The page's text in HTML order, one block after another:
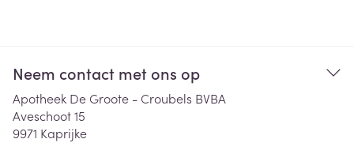
Neem contact met ons op
Apotheek De Groote - Croubels BVBA
Aveschoot 15
9971 Kaprijke